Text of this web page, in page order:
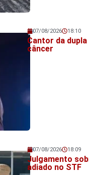
Veja também!
07/08/2026 18:10
Cantor da
câncer
Veja também!
07/08/2026 18:09
Julgamento
adiado no STF